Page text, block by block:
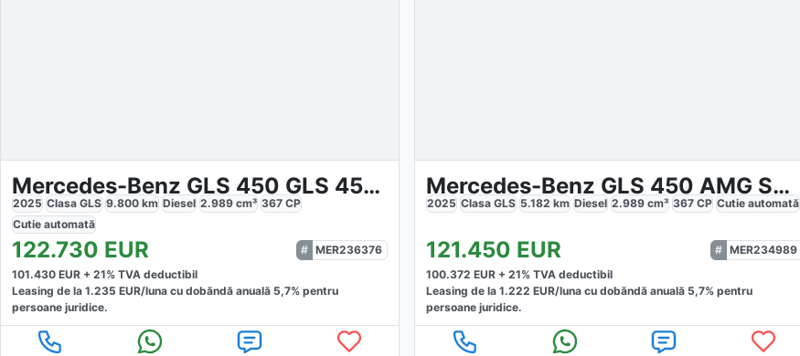
Mercedes-Benz GLS 450 GLS 450d 4M AMG
2025 Clasa GLS 9.800 km Diesel 2.989 cm³ 367 CP
Cutie automată
122.730 EUR
MER236376
101.430 EUR + 21% TVA deductibil
Leasing de la 1.235 EUR/luna cu dobăndă anuală 5,7% pentru
persoane juridice.
Mercedes-Benz GLS 450 AMG Sport Premium
2025 Clasa GLS 5.182 km Diesel 2.989 cm³ 367 CP Cutieautomată
121.450 EUR
MER234989
100.372 EUR +21% TVA deductibil
Leasing de la1.222 EUR/luna cu dobăndă anuală 5,7% pentru
persoane juridice.